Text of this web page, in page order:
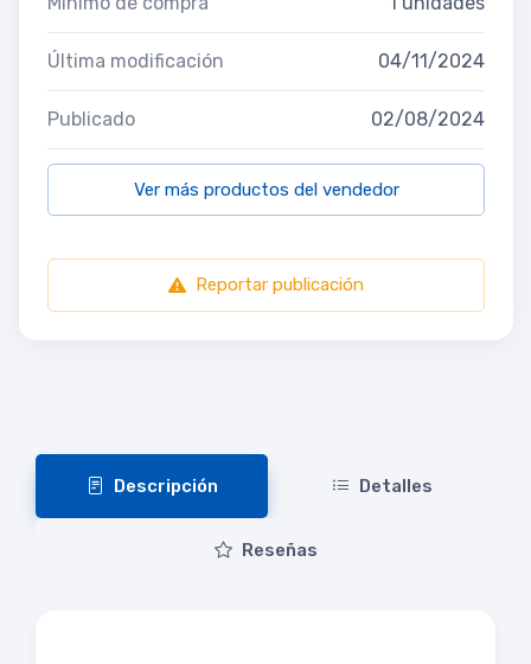
Última modificación 04/11/2024
Publicado 02/08/2024
Ver más productos del vendedor
Reportar publicación
Descripción Detalles
Reseñas